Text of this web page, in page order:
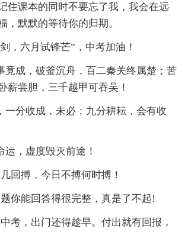
住课本的同时不要忘了我，我会在远
，默默的等待你的归期。
六月试锋芒”，中考加油！
成，破釜沉舟，百二秦关终属楚；苦
薪尝胆，三千越甲可吞吴！
分收成，未必；九分耕耘，会有收
，虚度毁灭前途！
搏，今日不搏何时搏！
能回答得很完整，真是了不起!
，出门还得趁早。付出就有回报，